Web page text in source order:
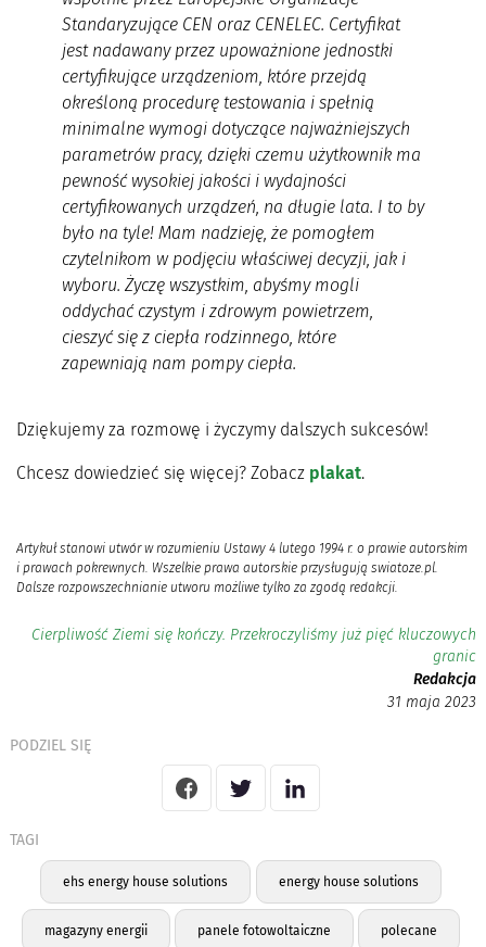
Standaryzujące CEN oraz CENELEC. Certyfikat
jest nadawany przez upoważnione jednostki
certyfikujące urządzeniom, które przejdą
określoną procedurę testowania i spełnią
minimalne wymogi dotyczące najważniejszych
parametrów pracy, dzięki czemu użytkownik ma
pewność wysokiej jakości i wydajności
certyfikowanych urządzeń, na długie lata. I to by
było na tyle! Mam nadzieję, że pomogłem
czytelnikom w podjęciu właściwej decyzji, jak i
wyboru. Życzę wszystkim, abyśmy mogli
oddychać czystym i zdrowym powietrzem,
cieszyć się z ciepła rodzinnego, które
zapewniają nam pompy ciepła.
Dziękujemy za rozmowę i życzymy dalszych sukcesów!
Chcesz dowiedzieć się więcej? Zobacz plakat.
Artykuł stanowi utwór w rozumieniu Ustawy 4 lutego 1994 r. o prawie autorskim
i prawach pokrewnych. Wszelkie prawa autorskie przysługują swiatoze.pl.
Dalsze rozpowszechnianie utworu możliwe tylko za zgodą redakcji.
Cierpliwość Ziemi się kończy. Przekroczyliśmy już pięć kluczowych
granic
Redakcja
31 maja 2023
PODZIEL SIĘ
TAGI
ehs energy house solutions energy house solutions
magazyny energii panele fotowoltaiczne polecane